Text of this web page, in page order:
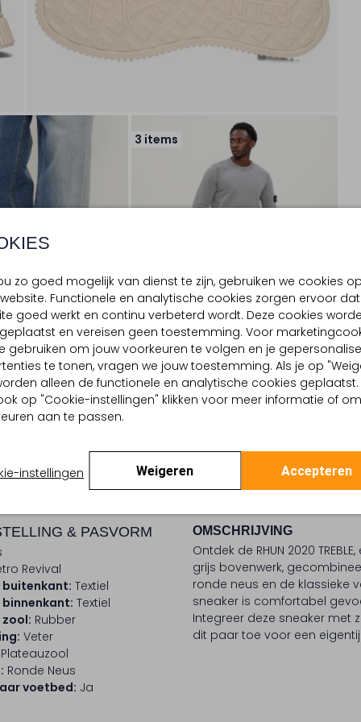
zo goed mogelijk van dienst te zijn, gebruiken we cookies
Functionele en analytische cookies zorgen ervoor
goed werkt en continu verbeterd wordt. Deze cookies
en vereisen geen toestemming. Voor
gebruiken om jouw voorkeuren te volgen en je
te tonen, vragen we jouw toestemming. Als je op
alleen de functionele en analytische cookies geplaatst.
op "Cookie-instellingen" klikken voor meer informatie of
aan te passen.
instellingen Weigeren Accepteren
3 items
Ontdek de look
& RETOURNEREN
& PASVORM
Revival
Textiel
Textiel
Rubber
Veter
Plateauzool
Ronde Neus
voetbed: Ja
OMSCHRIJVING
Ontdek de RHUN 2020
grijs bovenwerk,
ronde neus en de klassieke
sneaker is comfortabel
Integreer deze sneaker met
dit paar toe voor een